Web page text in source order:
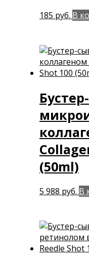
185 руб. В
(50ml)
5 988 руб. В